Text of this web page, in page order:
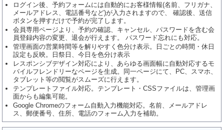
ログイン後、予約フォームには自動的にお客様情報(名前、フリガナ、
メールアドレス、電話番号など)が入力されますので、 確認後、送信
ボタンを押すだけで予約が完了します。
会員専用ページより、予約の確認、キャンセル、パスワードを含む会
員登録内容の変更、退会が行えます。 パスワード忘れにも対応。
管理画面の営業時間等を解りやすく色分け表示。日ごとの時間・休日
設定も反映。日祭日、今日を色分け表示
レスポンシブデザイン対応により、あらゆる画面幅に自動対応するモ
バイルフレンドリーなページを生成。同一ページにて、PC、スマホ、
タブレット等の閲覧がスムーズに行えます。
テンプレートファイル対応。テンプレート・CSSファイルは、管理画
面からも編集可能。
Google Chromeのフォーム自動入力機能対応。名前、メールアドレ
ス、郵便番号、住所、電話のフォーム入力を補助。